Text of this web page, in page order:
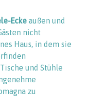
Ecke außen und
nicht
Haus, in dem sie
Tische und Stühle
zu